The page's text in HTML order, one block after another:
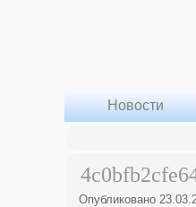
Новости
Опубликовано